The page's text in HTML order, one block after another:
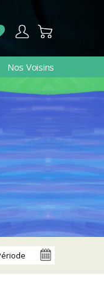
Nos Voisins